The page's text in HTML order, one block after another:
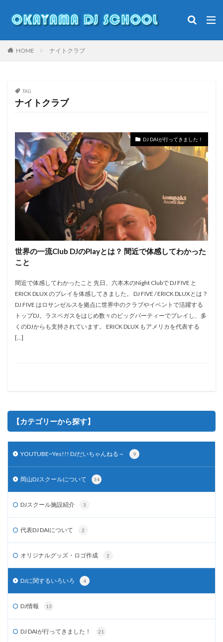
HOME ナイトクラブ
TAG
ナイトクラブ
DJ DAIが行ってきました！
世界の一流Club DJのPlayとは？ 間近で体感してわかった
こと
間近で体感してわかったこと 先日、六本木のNight Clubで DJ FIVE と
ERICK DLUX のプレイを体感してきました。 DJ FIVE / ERICK DLUXとは？
DJ FIVE はロサンゼルスを拠点に世界中のクラブやイベントで活躍する
トップDJ。ラスベガスをはじめ数々のビッグパーティーでプレイし、多
くのDJからも支持されています。 ERICK DLUX もアメリカを代表する
[…]
【カテゴリーから探す】
YOUTUBE~Yes!!! DJだいちゃんねる～ 9
岡山DJスクールについて 34
DJスクール施設紹介 3
代表DJ DAIについて 2
オリジナルグッズ・ロゴ作成 2
DJに関するいろいろ 4
DJ情報 13
DJ DAIが行ってきました！ 21
DJ 岡山DJスクール DJやり方 DJ初心者 DJ入門
カテゴリー
タグ
Clubdj 倉敷 キッズイベント
キッズダンス
ダンスバトル
ナイトクラブ
マイケルジャクソン
モモロックフェス
勝田あんこうまつり
オープンフォーマットdj
小学生dj
岡山DJ
岡山DJスクール
盆ダンス 美作市
DJ DJ初心者 DJDAI
DJスクール Djテクニック
DJレッスン
Dj出演 DJ機材
Nightclub
選曲
検索